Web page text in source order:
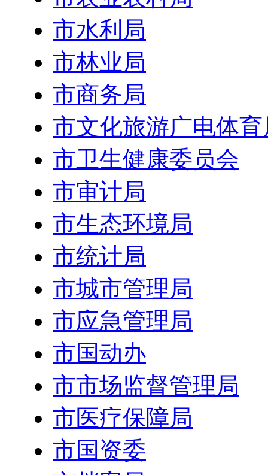
市水利局
市林业局
市商务局
市文化旅游广电体育
市卫生健康委员会
市审计局
市生态环境局
市统计局
市城市管理局
市应急管理局
市国动办
市市场监督管理局
市医疗保障局
市国资委